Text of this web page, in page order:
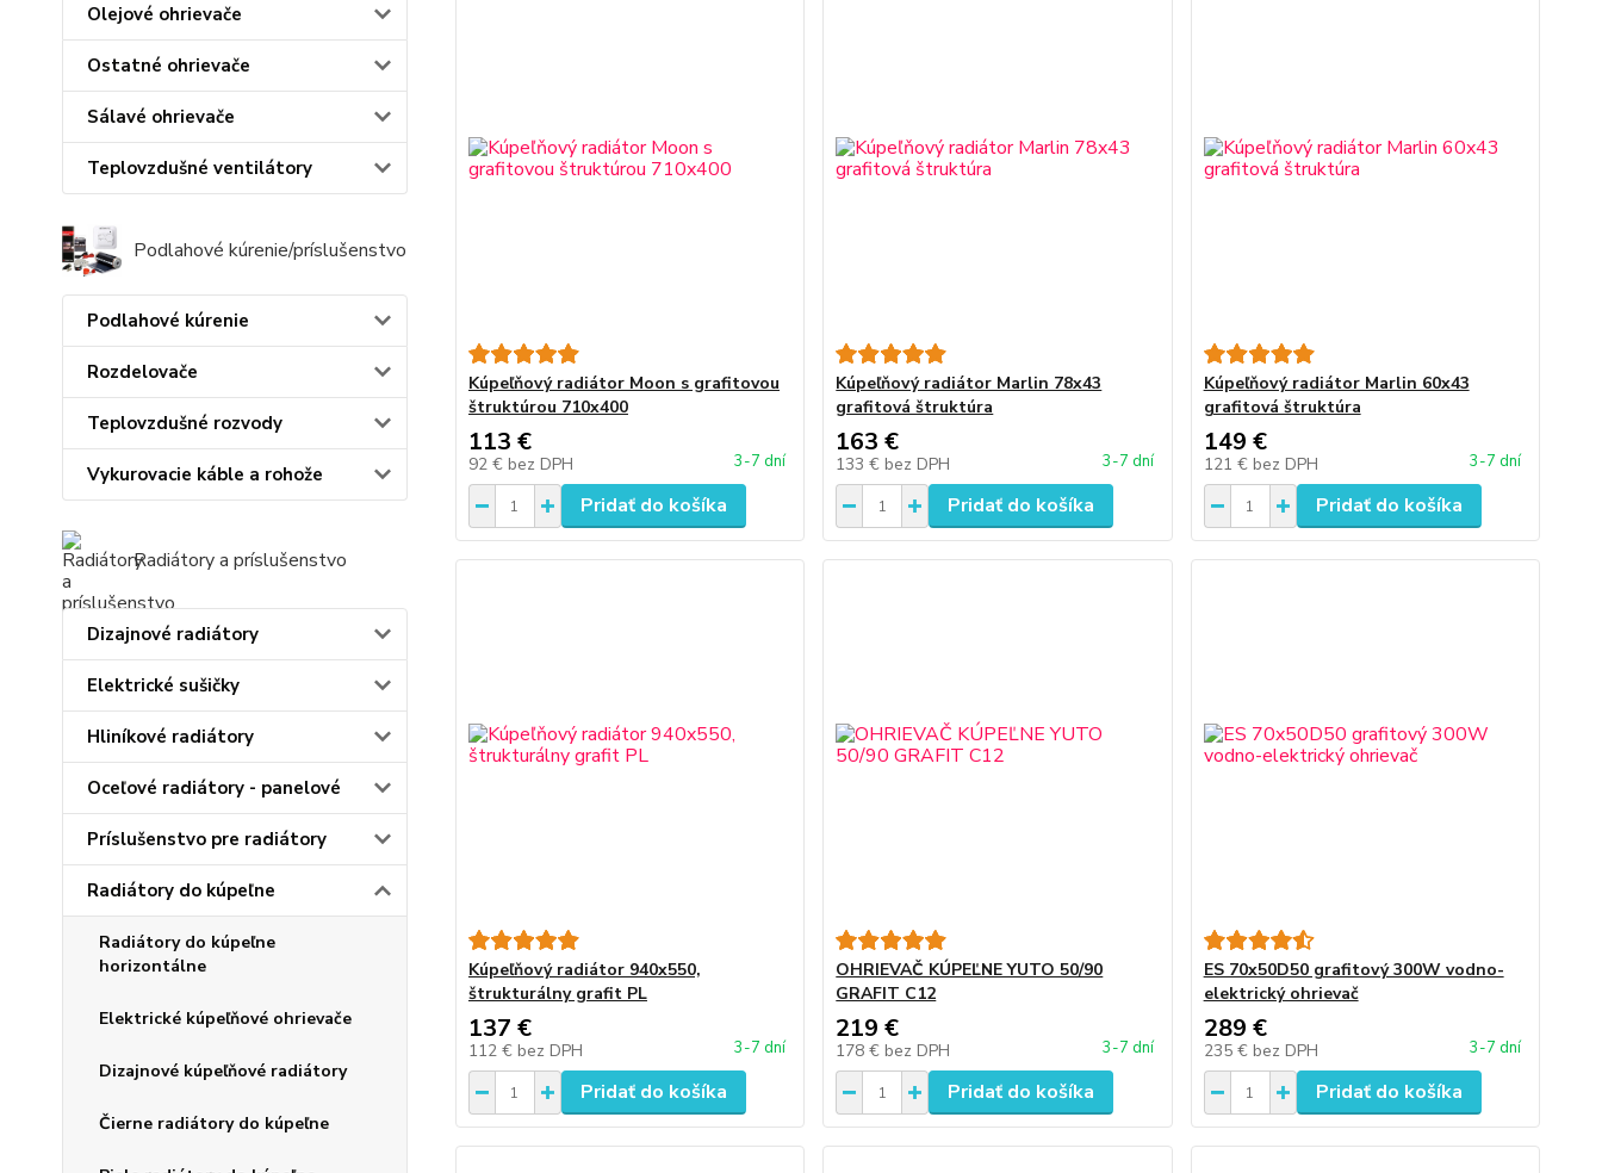
Olejové ohrievače
Ostatné ohrievače
Sálavé ohrievače
Teplovzdušné ventilátory
Podlahové kúrenie/príslušenstvo
Podlahové kúrenie
Rozdelovače
Teplovzdušné rozvody
Vykurovacie káble a rohože
Radiátory a príslušenstvo
Dizajnové radiátory
Elektrické sušičky
Hliníkové radiátory
Oceľové radiátory - panelové
Príslušenstvo pre radiátory
Radiátory do kúpeľne
Radiátory do kúpeľne
horizontálne
Elektrické kúpeľňové ohrievače
Dizajnové kúpeľňové radiátory
Čierne radiátory do kúpeľne
Kúpeľňový radiátor Moon s grafitovou
štruktúrou 710x400
113 €
92 € bez DPH 3-7 dní
Pridať do košíka
Kúpeľňový radiátor Marlin 78x43
grafitová štruktúra
163 €
133 € bez DPH 3-7 dní
Pridať do košíka
Kúpeľňový radiátor Marlin 60x43
grafitová štruktúra
149 €
121 € bez DPH 3-7 dní
Pridať do košíka
Kúpeľňový radiátor 940x550,
štrukturálny grafit PL
137 €
112 € bez DPH 3-7 dní
Pridať do košíka
OHRIEVAČ KÚPEĽNE YUTO 50/90
GRAFIT C12
219 €
178 € bez DPH 3-7 dní
Pridať do košíka
ES 70x50D50 grafitový 300W vodno-
elektrický ohrievač
289 €
235 € bez DPH 3-7 dní
Pridať do košíka